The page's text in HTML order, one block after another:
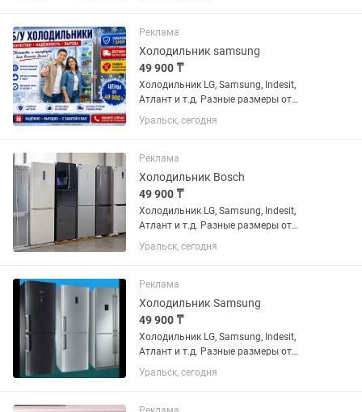
1,90 см ширина 60см все как на фото
Есть и стиральная машина...
Реклама
Холодильник samsung
49 900 ₸
Холодильник LG, Samsung, Indesit,
Атлант и т.д. Разные размеры от
маленького данного до большого двух
метрового. Всё холодильники
обслужены. Резинки целые, дверцы
хорошо...
Уральск, сегодня
Реклама
Холодильник Bosch
49 900 ₸
Холодильник LG, Samsung, Indesit,
Атлант и т.д. Разные размеры от
маленького данного до большого двух
метрового. Всё холодильники
обслужены. Резинки целые, дверцы
хорошо...
Уральск, сегодня
Реклама
Холодильник Samsung
49 900 ₸
Холодильник LG, Samsung, Indesit,
Атлант и т.д. Разные размеры от
маленького данного до большого двух
метрового. Всё холодильники
обслужены. Резинки целые, дверцы
Уральск, сегодня